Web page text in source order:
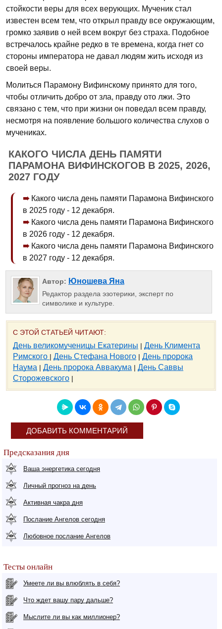
стойкости веры для всех верующих. Мученик стал
известен всем тем, что открыл правду все окружающим,
громко заявив о ней всем вокруг без страха. Подобное
встречалось крайне редко в те времена, когда гнет со
стороны императора не давал людям жить исходя из
своей веры.
Молиться Парамону Вифинскому принято для того,
чтобы отличить добро от зла, правду ото лжи. Это
связано с тем, что при жизни он поведал всем правду,
несмотря на появление большого количества слухов о
мучениках.
КАКОГО ЧИСЛА ДЕНЬ ПАМЯТИ
ПАРАМОНА ВИФИНСКОГОВ В 2025, 2026,
2027 ГОДУ
Какого числа день памяти Парамона Вифинского
в 2025 году - 12 декабря.
Какого числа день памяти Парамона Вифинского
в 2026 году - 12 декабря.
Какого числа день памяти Парамона Вифинского
в 2027 году - 12 декабря.
Автор: Юношева Яна
Редактор раздела эзотерики, эксперт по
символике и культуре.
С ЭТОЙ СТАТЬЕЙ ЧИТАЮТ:
День великомученицы Екатерины | День Климента
Римского | День Стефана Нового | День пророка
Наума | День пророка Аввакума | День Саввы
Сторожевского |
ДОБАВИТЬ КОММЕНТАРИЙ
Предсказания дня
Ваша энергетика сегодня
Личный прогноз на день
Активная чакра дня
Послание Ангелов сегодня
Любовное послание Ангелов
Тесты онлайн
Умеете ли вы влюблять в себя?
Что ждет вашу пару дальше?
Мыслите ли вы как миллионер?